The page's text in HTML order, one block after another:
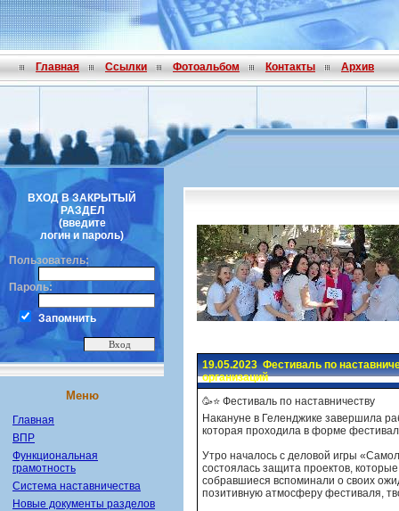
Главная Ссылки Фотоальбом Контакты Архив
ВХОД В ЗАКРЫТЫЙ
РАЗДЕЛ
(введите
логин и пароль)
Пользователь:
Пароль:
Запомнить
Меню
Главная
ВПР
Функциональная
грамотность
Система наставничества
Новые документы разделов
19.05.2023 Фестиваль по
организаций
🥳⭐️ Фестиваль по наставничеству
Накануне в Геленджике завершила
которая проходила в форме
Утро началось с деловой игры
состоялась защита проектов,
собравшиеся вспоминали о своих
позитивную атмосферу фестиваля,